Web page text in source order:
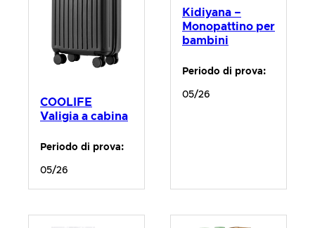
COOLIFE
Valigia a cabina
Periodo di prova:
05/26
Kidiyana –
Monopattino per
bambini
Periodo di prova:
05/26